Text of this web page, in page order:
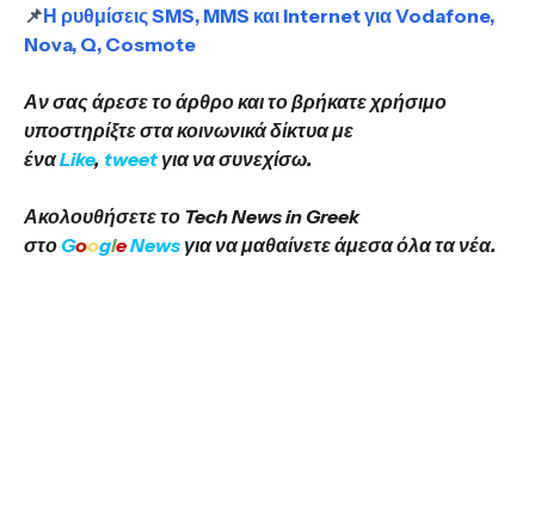
📌Η ρυθμίσεις SMS, MMS και Internet για Vodafone,
Nova, Q, Cosmote
Αν σας άρεσε το άρθρο και το βρήκατε χρήσιμο
υποστηρίξτε στα κοινωνικά δίκτυα με
έναLike, tweet για να συνεχίσω.
Ακολουθήσετε το Tech News in Greek
στο GoogleNews για να μαθαίνετε άμεσα όλα τα νέα.